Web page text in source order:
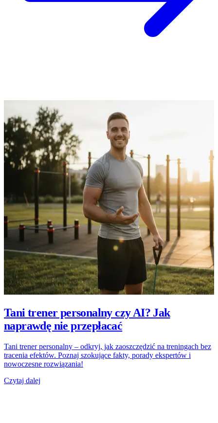
Tani trener personalny czy AI? Jak
naprawdę nie przepłacać
Tani trener personalny – odkryj, jak zaoszczędzić na treningach bez
tracenia efektów. Poznaj szokujące fakty, porady ekspertów i
nowoczesne rozwiązania!
Czytaj dalej